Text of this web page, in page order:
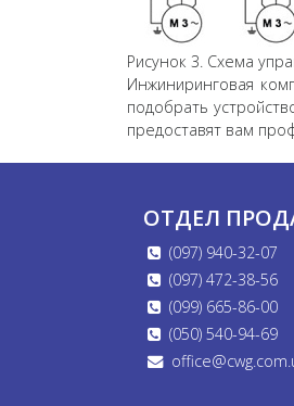
Рисунок 3. Схема
Инжиниринговая
подобрать
предоставят вам
ОТДЕЛ
(097) 940-32-07
(097) 472-38-56
(099) 665-86-00
(050) 540-94-69